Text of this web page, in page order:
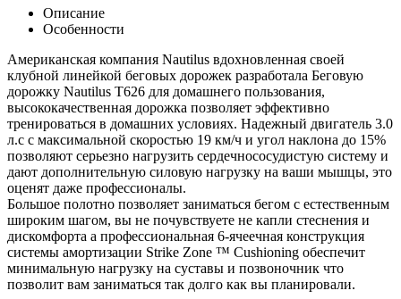
Описание
Особенности
Американская компания Nautilus вдохновленная своей
клубной линейкой беговых дорожек разработала Беговую
дорожку Nautilus T626 для домашнего пользования,
высококачественная дорожка позволяет эффективно
тренироваться в домашних условиях. Надежный двигатель 3.0
л.с с максимальной скоростью 19 км/ч и угол наклона до 15%
позволяют серьезно нагрузить сердечнососудистую систему и
дают дополнительную силовую нагрузку на ваши мышцы, это
оценят даже профессионалы.
Большое полотно позволяет заниматься бегом с естественным
широким шагом, вы не почувствуете не капли стеснения и
дискомфорта а профессиональная 6-ячеечная конструкция
системы амортизации Strike Zone ™ Cushioning обеспечит
минимальную нагрузку на суставы и позвоночник что
позволит вам заниматься так долго как вы планировали.